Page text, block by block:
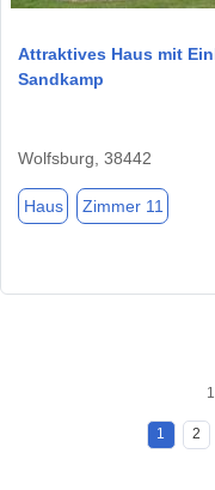
Attraktives Haus mit
Sandkamp
Wolfsburg, 38442
Haus Zimmer 11
1 2